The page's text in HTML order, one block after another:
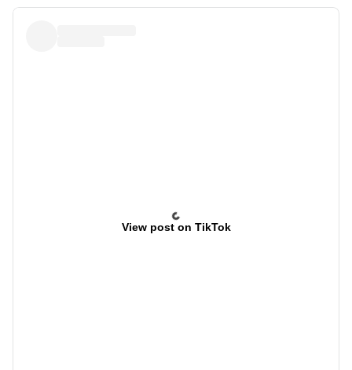
View post on TikTok